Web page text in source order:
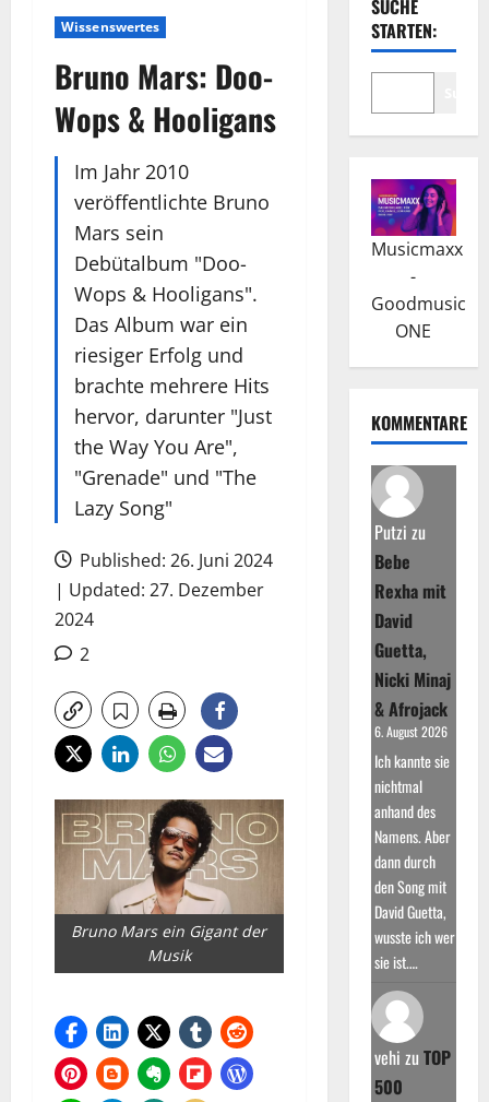
Wissenswertes
Bruno Mars: Doo-
Wops & Hooligans
Im Jahr 2010
veröffentlichte Bruno
Mars sein
Debütalbum "Doo-
Wops & Hooligans".
Das Album war ein
riesiger Erfolg und
brachte mehrere Hits
hervor, darunter "Just
the Way You Are",
"Grenade" und "The
Lazy Song"
Published: 26. Juni 2024
| Updated: 27. Dezember
2024
2
Bruno Mars ein Gigant der
Musik
SUCHE
STARTEN:
Musicmaxx
-
Goodmusic
ONE
KOMMENTARE
Putzi zu
Bebe
Rexha mit
David
Guetta,
Nicki Minaj
& Afrojack
6. August 2026
Ich kannte sie
nichtmal
anhand des
Namens. Aber
dann durch
den Song mit
David Guetta,
wusste ich wer
sie ist.…
vehi zu TOP
500